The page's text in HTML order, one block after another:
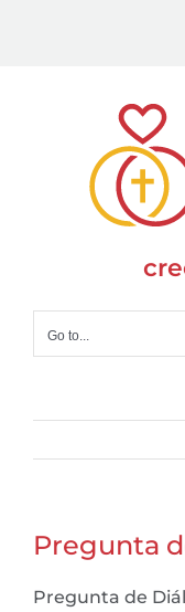
Go to...
Pregunta
Pregunta de